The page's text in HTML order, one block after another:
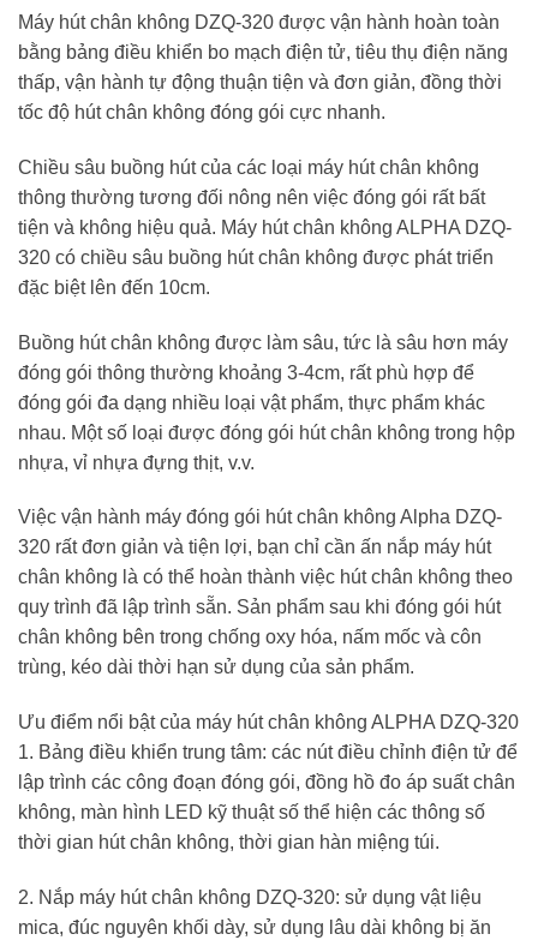
Máy hút chân không DZQ-320 được vận hành hoàn toàn
bằng bảng điều khiển bo mạch điện tử, tiêu thụ điện năng
thấp, vận hành tự động thuận tiện và đơn giản, đồng thời
tốc độ hút chân không đóng gói cực nhanh.
Chiều sâu buồng hút của các loại máy hút chân không
thông thường tương đối nông nên việc đóng gói rất bất
tiện và không hiệu quả. Máy hút chân không ALPHA DZQ-
320 có chiều sâu buồng hút chân không được phát triển
đặc biệt lên đến 10cm.
Buồng hút chân không được làm sâu, tức là sâu hơn máy
đóng gói thông thường khoảng 3-4cm, rất phù hợp để
đóng gói đa dạng nhiều loại vật phẩm, thực phẩm khác
nhau. Một số loại được đóng gói hút chân không trong hộp
nhựa, vỉ nhựa đựng thịt, v.v.
Việc vận hành máy đóng gói hút chân không Alpha DZQ-
320 rất đơn giản và tiện lợi, bạn chỉ cần ấn nắp máy hút
chân không là có thể hoàn thành việc hút chân không theo
quy trình đã lập trình sẵn. Sản phẩm sau khi đóng gói hút
chân không bên trong chống oxy hóa, nấm mốc và côn
trùng, kéo dài thời hạn sử dụng của sản phẩm.
Ưu điểm nổi bật của máy hút chân không ALPHA DZQ-320
1. Bảng điều khiển trung tâm: các nút điều chỉnh điện tử để
lập trình các công đoạn đóng gói, đồng hồ đo áp suất chân
không, màn hình LED kỹ thuật số thể hiện các thông số
thời gian hút chân không, thời gian hàn miệng túi.
2. Nắp máy hút chân không DZQ-320: sử dụng vật liệu
mica, đúc nguyên khối dày, sử dụng lâu dài không bị ăn